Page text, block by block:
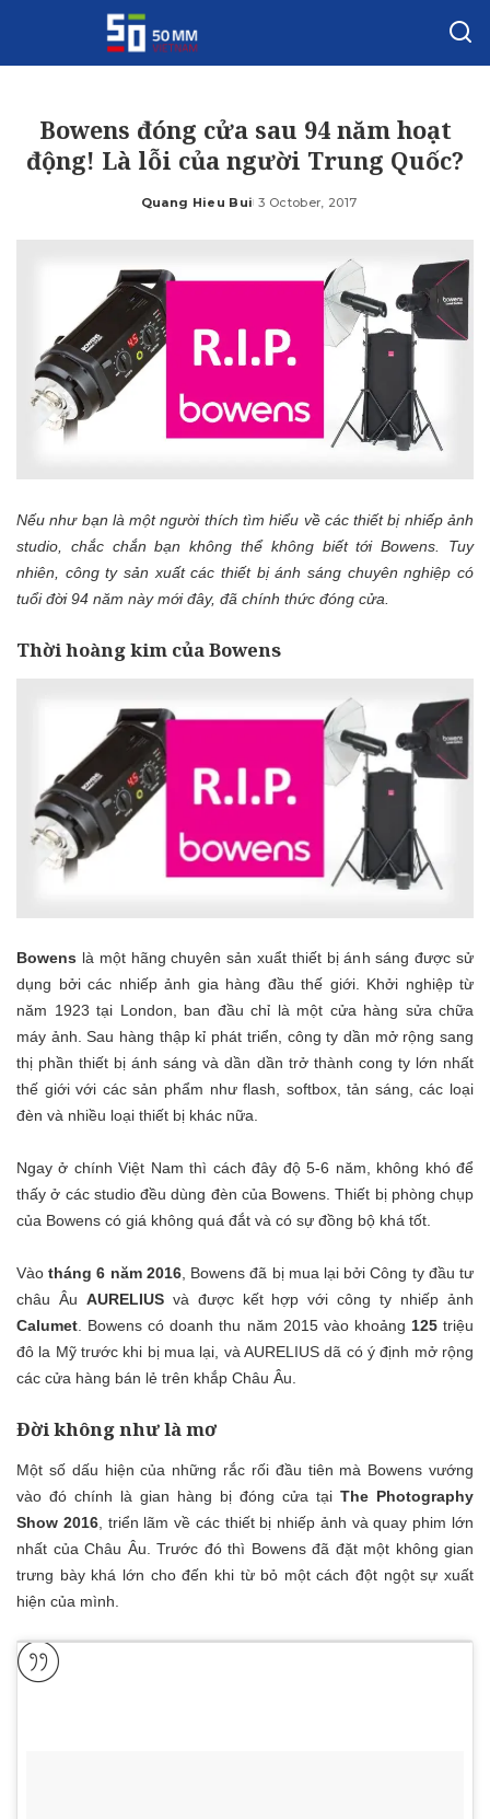
Bowens đóng cửa sau 94 năm hoạt
động! Là lỗi của người Trung Quốc?
Posted
Quang Hieu Bui 3 October, 2017
Nếu như bạn là một người thích tìm hiểu về các thiết bị nhiếp ảnh
studio, chắc chắn bạn không thể không biết tới Bowens. Tuy
nhiên, công ty sản xuất các thiết bị ánh sáng chuyên nghiệp có
tuổi đời 94 năm này mới đây, đã chính thức đóng cửa.
Thời hoàng kim của Bowens
Bowens là một hãng chuyên sản xuẩt thiết bị ánh sáng được sử
dụng bởi các nhiếp ảnh gia hàng đầu thế giới. Khởi nghiệp từ
năm 1923 tại London, ban đầu chỉ là một cửa hàng sửa chữa
máy ảnh. Sau hàng thập kỉ phát triển, công ty dần mở rộng sang
thị phần thiết bị ánh sáng và dần dần trở thành cong ty lớn nhất
thế giới với các sản phẩm như flash, softbox, tản sáng, các loại
đèn và nhiều loại thiết bị khác nữa.
Ngay ở chính Việt Nam thì cách đây độ 5-6 năm, không khó để
thấy ở các studio đều dùng đèn của Bowens. Thiết bị phòng chụp
của Bowens có giá không quá đắt và có sự đồng bộ khá tốt.
Vàotháng 6 năm 2016, Bowens đã bị mua lại bởi Công ty đầu tư
châu Âu AURELIUSvà được kết hợp với công ty nhiếp ảnh
Calumet . Bowens có doanh thu năm 2015 vào khoảng 125triệu
đô la Mỹ trước khi bị mua lại, và AURELIUS dã có ý định mở rộng
các cửa hàng bán lẻ trên khắp Châu Âu.
Đời không như là mơ
Một số dấu hiện của những rắc rối đầu tiên mà Bowens vướng
vào đó chính là gian hàng bị đóng cửa tại The Photography
Show 2016, triển lãm về các thiết bị nhiếp ảnh và quay phim lớn
nhất của Châu Âu. Trước đó thì Bowens đã đặt một không gian
trưng bày khá lớn cho đến khi từ bỏ một cách đột ngột sự xuất
hiện của mình.